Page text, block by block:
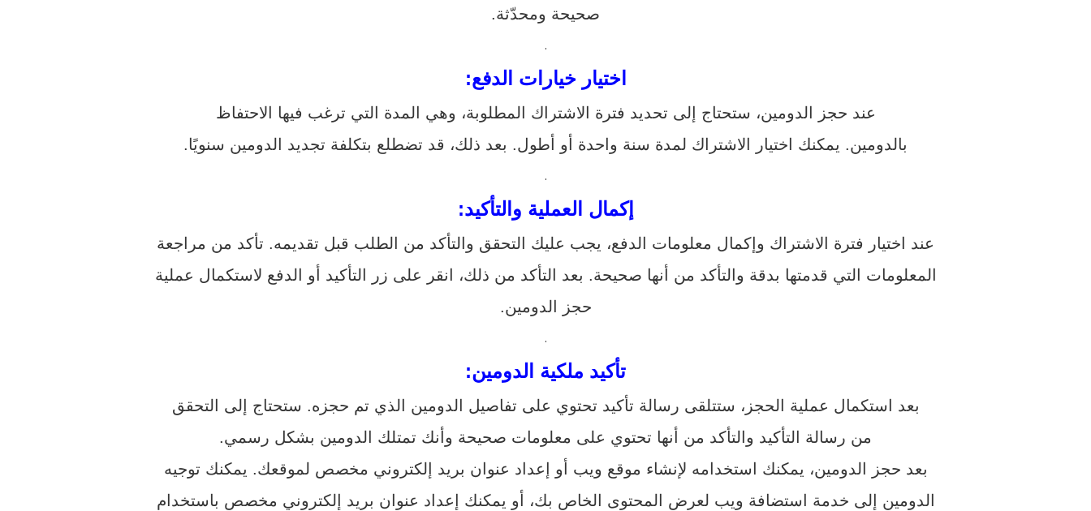
صحيحة ومحدّثة.
.
اختيار خيارات الدفع:
عند حجز الدومين، ستحتاج إلى تحديد فترة الاشتراك المطلوبة، وهي المدة التي ترغب فيها الاحتفاظ
بالدومين. يمكنك اختيار الاشتراك لمدة سنة واحدة أو أطول. بعد ذلك، قد تضطلع بتكلفة تجديد الدومين سنويًا.
.
إكمال العملية والتأكيد:
عند اختيار فترة الاشتراك وإكمال معلومات الدفع، يجب عليك التحقق والتأكد من الطلب قبل تقديمه. تأكد من مراجعة
المعلومات التي قدمتها بدقة والتأكد من أنها صحيحة. بعد التأكد من ذلك، انقر على زر التأكيد أو الدفع لاستكمال عملية
حجز الدومين.
.
تأكيد ملكية الدومين:
بعد استكمال عملية الحجز، ستتلقى رسالة تأكيد تحتوي على تفاصيل الدومين الذي تم حجزه. ستحتاج إلى التحقق
من رسالة التأكيد والتأكد من أنها تحتوي على معلومات صحيحة وأنك تمتلك الدومين بشكل رسمي.
بعد حجز الدومين، يمكنك استخدامه لإنشاء موقع ويب أو إعداد عنوان بريد إلكتروني مخصص لموقعك. يمكنك توجيه
الدومين إلى خدمة استضافة ويب لعرض المحتوى الخاص بك، أو يمكنك إعداد عنوان بريد إلكتروني مخصص باستخدام